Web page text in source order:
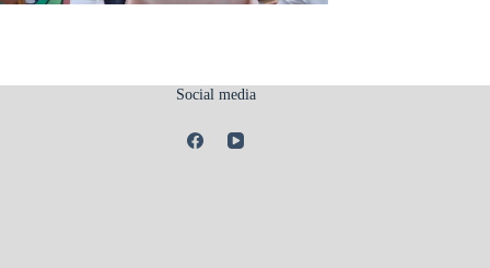
Social media